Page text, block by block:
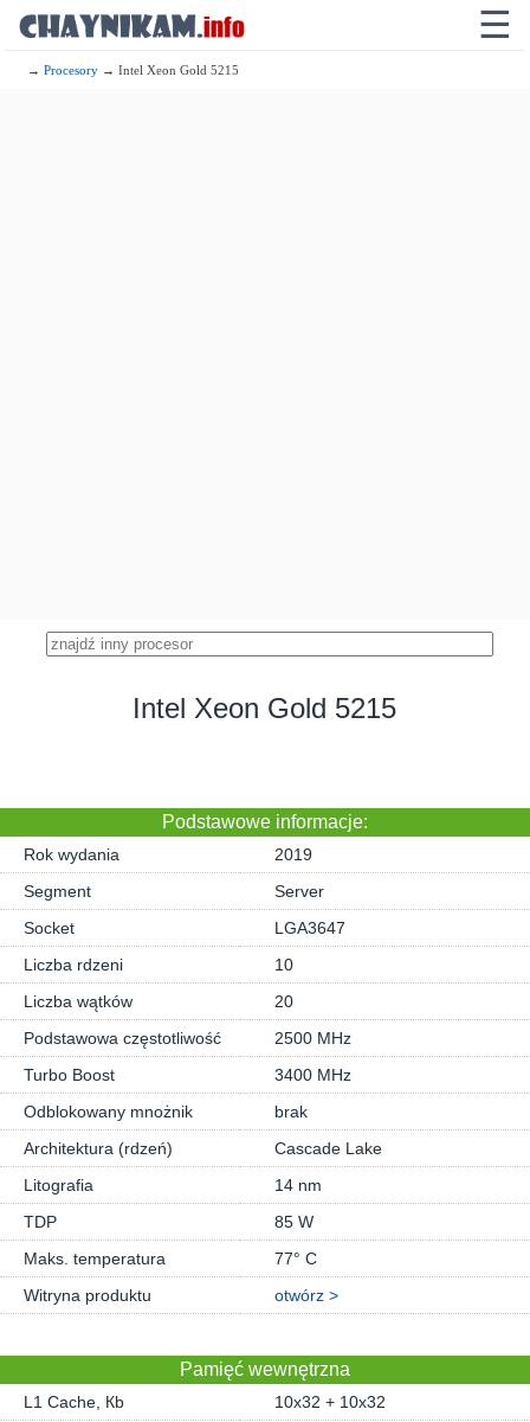
☰
→Procesory → Intel Xeon Gold 5215
Intel Xeon Gold 5215
Podstawowe informacje:
Rok wydania
2019
Segment
Server
Socket
LGA3647
Liczba rdzeni
10
Liczba wątków
20
Podstawowa częstotliwość
2500 MHz
Turbo Boost
3400 MHz
Odblokowany mnożnik
brak
Architektura (rdzeń)
Cascade Lake
Litografia
14 nm
TDP
85 W
Maks. temperatura
77° C
Witryna produktu
otwórz >
Pamięć wewnętrzna
L1 Cache, Кb
10x32 + 10x32